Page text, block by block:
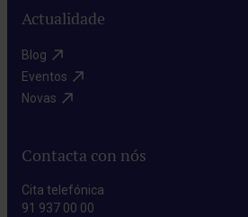
Actualidade
Blog​
Eventos​
Novas​
Contacta con nós
Cita telefónica
91 937 00 00